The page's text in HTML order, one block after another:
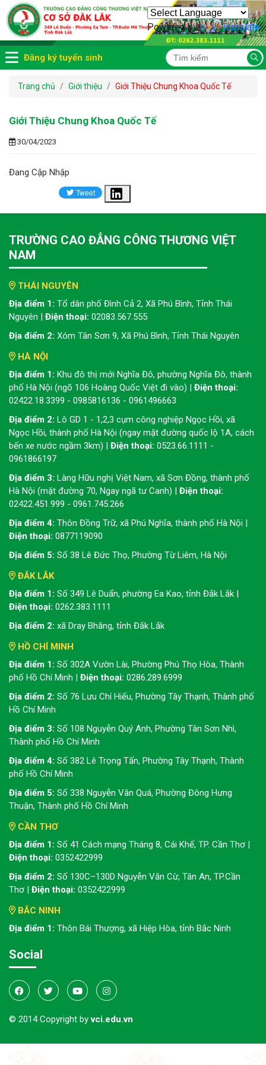
Powered by Translate
Đăng ký tuyển sinh
Trang chủ Giới thiệu Giới Thiệu Chung Khoa Quốc Tế
Giới Thiệu Chung Khoa Quốc Tế
30/04/2023
Đang Cập Nhập
TRƯỜNG CAO ĐẲNG CÔNG THƯƠNG VIỆT
NAM
THÁI NGUYÊN
Địa điểm 1: Tổ dân phố Đình Cả 2, Xã Phú Bình, Tỉnh Thái
Nguyên | Điện thoại: 02083.567.555
Địa điểm 2: Xóm Tân Sơn 9, Xã Phú Bình, Tỉnh Thái Nguyên
HÀ NỘI
Địa điểm 1: Khu đô thị mới Nghĩa Đô, phường Nghĩa Đô, thành
phố Hà Nội (ngõ 106 Hoàng Quốc Việt đi vào) | Điện thoại:
02422.18.3399 - 0985816136 - 0961496663
Địa điểm 2: Lô GD 1 - 1,2,3 cụm công nghiệp Ngọc Hồi, xã
Ngọc Hồi, thành phố Hà Nội (ngay mặt đường quốc lộ 1A, cách
bến xe nước ngầm 3km) | Điện thoại: 0523.66.1111 -
0961866197
Địa điểm 3: Làng Hữu nghị Việt Nam, xã Sơn Đồng, thành phố
Hà Nội (mặt đường 70, Ngay ngã tư Canh) | Điện thoại:
02422.451.999 - 0961.745.266
Địa điểm 4: Thôn Đồng Trữ, xã Phú Nghĩa, thành phố Hà Nội |
Điện thoại: 0877119090
Địa điểm 5: Số 38 Lê Đức Thọ, Phường Từ Liêm, Hà Nội
ĐẮK LẮK
Địa điểm 1: Số 349 Lê Duẩn, phường Ea Kao, tỉnh Đắk Lắk |
Điện thoại: 0262.383.1111
Địa điểm 2: xã Dray Bhăng, tỉnh Đắk Lắk
HỒ CHÍ MINH
Địa điểm 1: Số 302A Vườn Lài, Phường Phú Thọ Hòa, Thành
phố Hồ Chí Minh | Điện thoại: 0286.289.6999
Địa điểm 2: Số 76 Lưu Chí Hiếu, Phường Tây Thạnh, Thành phố
Hồ Chí Minh
Địa điểm 3: Số 108 Nguyễn Quý Anh, Phường Tân Sơn Nhì,
Thành phố Hồ Chí Minh
Địa điểm 4: Số 382 Lê Trọng Tấn, Phường Tây Thạnh, Thành
phố Hồ Chí Minh
Địa điểm 5: Số 338 Nguyễn Văn Quá, Phường Đông Hưng
Thuận, Thành phố Hồ Chí Minh
CẦN THƠ
Địa điểm 1: Số 41 Cách mạng Tháng 8, Cái Khế, TP. Cần Thơ |
Điện thoại: 0352422999
Địa điểm 2: Số 130C–130D Nguyễn Văn Cừ, Tân An, TP.Cần
Thơ | Điện thoại: 0352422999
BẮC NINH
Địa điểm 1: Thôn Bái Thượng, xã Hiệp Hòa, tỉnh Bắc Ninh
Social
© 2014 Copyright byvci.edu.vn